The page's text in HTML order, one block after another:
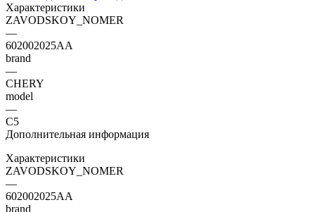
Характеристики
ZAVODSKOY_NOMER
—
602002025AA
brand
—
CHERY
model
—
C5
Дополнительная информация
Характеристики
ZAVODSKOY_NOMER
—
602002025AA
brand